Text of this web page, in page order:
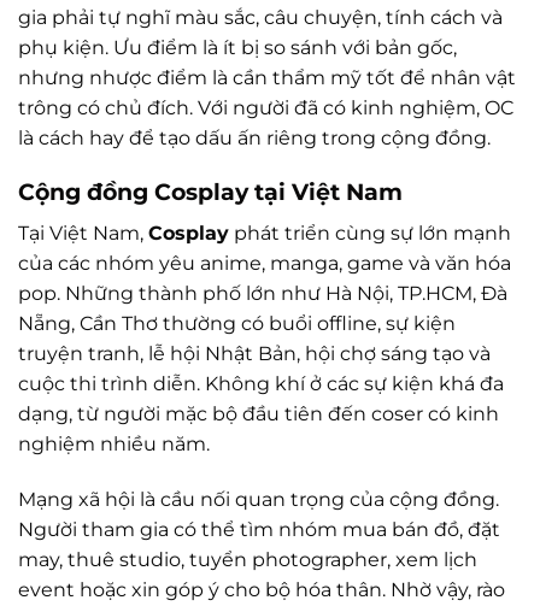
gia phải tự nghĩ màu sắc, câu chuyện, tính cách và
phụ kiện. Ưu điểm là ít bị so sánh với bản gốc,
nhưng nhược điểm là cần thẩm mỹ tốt để nhân vật
trông có chủ đích. Với người đã có kinh nghiệm, OC
là cách hay để tạo dấu ấn riêng trong cộng đồng.
Cộng đồng Cosplaytại Việt Nam
Tại Việt Nam, Cosplay phát triển cùng sự lớn mạnh
của các nhóm yêu anime, manga, game và văn hóa
pop. Những thành phố lớn như Hà Nội, TP.HCM, Đà
Nẵng, Cần Thơ thường có buổi offline, sự kiện
truyện tranh, lễ hội Nhật Bản, hội chợ sáng tạo và
cuộc thi trình diễn. Không khí ở các sự kiện khá đa
dạng, từ người mặc bộ đầu tiên đến coser có kinh
nghiệm nhiều năm.
Mạng xã hội là cầu nối quan trọng của cộng đồng.
Người tham gia có thể tìm nhóm mua bán đồ, đặt
may, thuê studio, tuyển photographer, xem lịch
event hoặc xin góp ý cho bộ hóa thân. Nhờ vậy, rào